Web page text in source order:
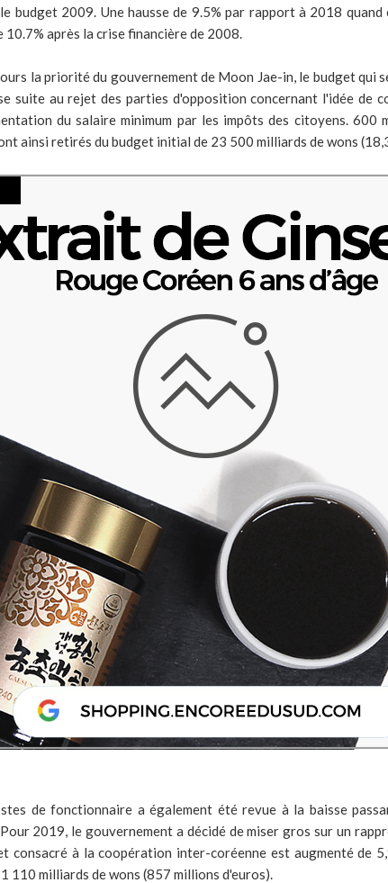
budget 2009. Une hausse de 9.5% par rapport à 2018
10.7% après la crise financière de 2008.
la priorité du gouvernement de Moon Jae-in, le budget qui
suite au rejet des parties d'opposition concernant l'idée de
du salaire minimum par les impôts des citoyens. 600
ainsi retirés du budget initial de 23 500 milliards de wons
de fonctionnaire a également été revue à la baisse
2019, le gouvernement a décidé de miser gros sur un
consacré à la coopération inter-coréenne est augmenté de
110 milliards de wons (857 millions d'euros).